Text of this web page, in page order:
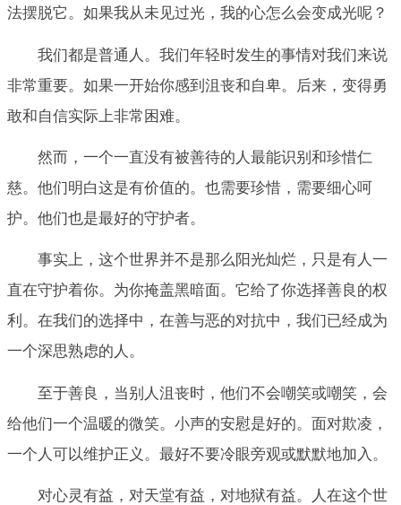
法摆脱它。如果我从未见过光，我的心怎么会变成光呢？
我们都是普通人。我们年轻时发生的事情对我们来说
非常重要。如果一开始你感到沮丧和自卑。后来，变得勇
敢和自信实际上非常困难。
然而，一个一直没有被善待的人最能识别和珍惜仁
慈。他们明白这是有价值的。也需要珍惜，需要细心呵
护。他们也是最好的守护者。
事实上，这个世界并不是那么阳光灿烂，只是有人一
直在守护着你。为你掩盖黑暗面。它给了你选择善良的权
利。在我们的选择中，在善与恶的对抗中，我们已经成为
一个深思熟虑的人。
至于善良，当别人沮丧时，他们不会嘲笑或嘲笑，会
给他们一个温暖的微笑。小声的安慰是好的。面对欺凌，
一个人可以维护正义。最好不要冷眼旁观或默默地加入。
对心灵有益，对天堂有益，对地狱有益。人在这个世